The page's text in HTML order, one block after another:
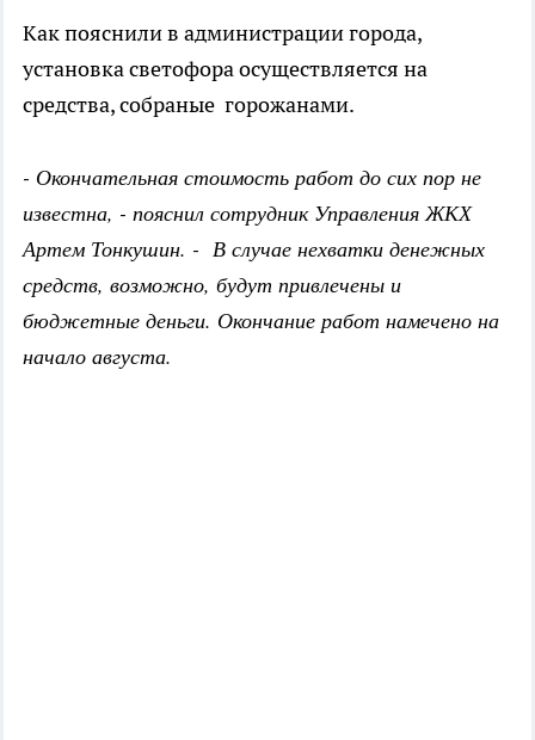
Как пояснили в администрации города,
установка светофора осуществляется на
средства, собраные горожанами.
- Окончательная стоимость работ до сих пор не
известна, - пояснил сотрудник Управления ЖКХ
Артем Тонкушин. - В случае нехватки денежных
средств, возможно, будут привлечены и
бюджетные деньги. Окончание работ намечено на
начало августа.